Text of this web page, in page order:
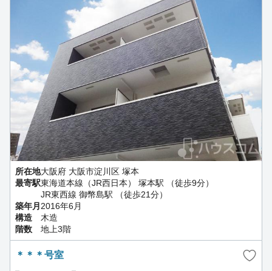
所在地大阪府 大阪市淀川区 塚本
最寄駅東海道本線（JR西日本） 塚本駅 （徒歩9分）
JR東西線 御幣島駅 （徒歩21分）
築年月2016年6月
構造
木造
階数
地上3階
＊＊＊号室